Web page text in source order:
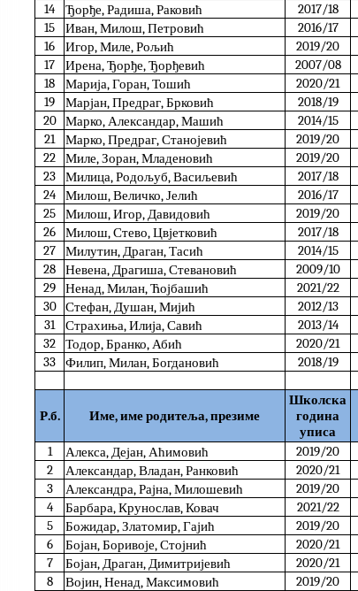
14
Ђорђе, Радиша, Раковић 2017/18
15
Иван, Милош, Петровић 2016/17
16
Игор, Миле, Рољић 2019/20
17
Ирена, Ђорђе, Ђорђевић 2007/08
18
Марија, Горан, Тошић 2020/21
19
Марјан, Предраг, Брковић 2018/19
20 Марко, Александар, Машић 2014/15
21
Марко, Предраг, Станојевић 2019/20
22
Миле, Зоран, Младеновић 2019/20
23
Милица, Родољуб, Васиљевић 2017/18
24
Милош, Величко, Јелић 2016/17
25
Милош, Игор, Давидовић 2019/20
26
Милош, Стево, Цвјетковић 2017/18
27
Милутин, Драган, Тасић 2014/15
28
Невена, Драгиша, Стевановић 2009/10
29
Ненад, Милан, Ћојбашић 2021/22
30 Стефан, Душан, Мијић 2012/13
31
Страхиња, Илија, Савић 2013/14
32
Тодор, Бранко, Абић 2020/21
33
Филип, Милан, Богдановић 2018/19
Р.б. Име, име родитеља, презиме
Школска
година
уписа
1 Алекса, Дејан, Аћимовић 2019/20
2
Александар, Владан, Ранковић 2020/21
3
Александра, Рајна, Милошевић 2019/20
4
Барбара, Крунослав, Ковач 2021/22
5
Божидар, Златомир, Гајић 2019/20
6
Бојан, Боривоје, Стојнић 2020/21
7
Бојан, Драган, Димитријевић 2020/21
8
Војин, Ненад, Максимовић 2019/20